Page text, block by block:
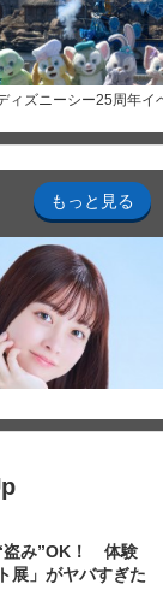
ィズニーシー25周年イ
もっと見る
盗み”OK！ 体験
展」がヤバすぎた